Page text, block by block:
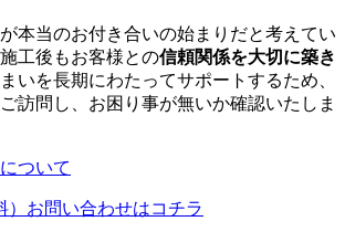
本当のお付き合いの始まりだと考えてい
工後もお客様との信頼関係を大切に築き
まいを長期にわたってサポートするため、
訪問し、お困り事が無いか確認いたしま
ついて
）お問い合わせはコチラ